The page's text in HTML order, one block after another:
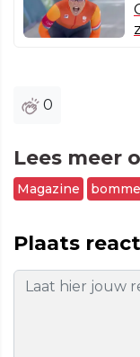
0
Lees meer
Magazine
Plaats